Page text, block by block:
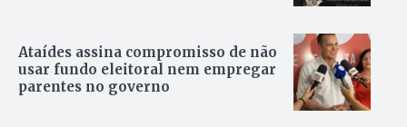
Ataídes assina compromisso de não
usar fundo eleitoral nem empregar
parentes no governo